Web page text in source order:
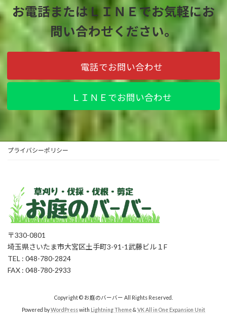
お電話またはＬＩＮＥでお気軽にお
問い合わせください。
電話でお問い合わせ
ＬＩＮＥでお問い合わせ
プライバシーポリシー
〒330-0801
埼玉県さいたま市大宮区土手町3-91-1武藤ビル１F
TEL : 048-780-2824
FAX : 048-780-2933
Copyright © お庭のバーバー All Rights Reserved.
Powered byWordPresswith Lightning Theme&VK All in One Expansion Unit